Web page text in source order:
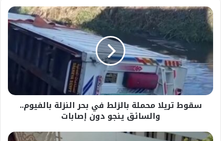
سقوط
تريلا
محملة
بالزلط
في
بحر
النزلة
بالفيوم..
والسائق
سقوط تريلا محملة بالزلط في بحر النزلة بالفيوم..
والسائق ينجو دون إصابات
#إصابة